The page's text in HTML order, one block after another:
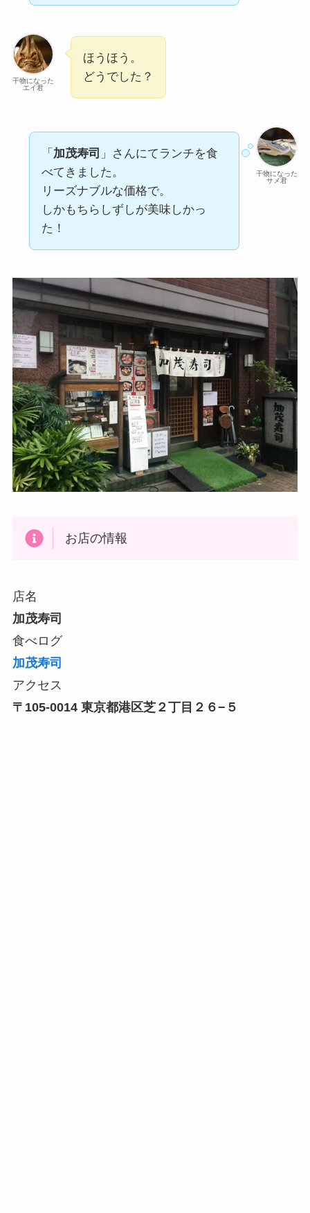
干物になった
エイ君
ほうほう。
どうでした？
干物になった
サメ君
「 加茂寿司 」さんにてランチを食
べてきました。
リーズナブルな価格で。
しかもちらしずしが美味しかっ
た！
お店の情報
店名
加茂寿司
食べログ
加茂寿司
アクセス
〒105-0014 東京都港区芝２丁目２６−５